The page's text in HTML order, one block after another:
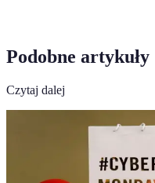
Podobne artykuły
Czytaj dalej